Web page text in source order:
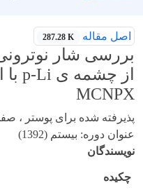
اصل مقاله 287.28 K
بررسی شار
MCNPX
پذیرفته شده برای پوستر ، صفحه
عنوان دوره: بیستم (1392)
نویسندگان
چکیده